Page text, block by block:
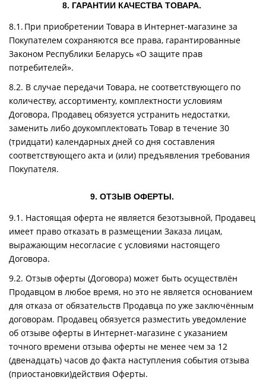
8. ГАРАНТИИ КАЧЕСТВА ТОВАРА.
8.1. При приобретении Товара в Интернет-магазине за
Покупателем сохраняются все права, гарантированные
Законом Республики Беларусь «О защите прав
потребителей».
8.2. В случае передачи Товара, не соответствующего по
количеству, ассортименту, комплектности условиям
Договора, Продавец обязуется устранить недостатки,
заменить либо доукомплектовать Товар в течение 30
(тридцати) календарных дней со дня составления
соответствующего акта и (или) предъявления требования
Покупателя.
9. ОТЗЫВ ОФЕРТЫ.
9.1. Настоящая оферта не является безотзывной, Продавец
имеет право отказать в размещении Заказа лицам,
выражающим несогласие с условиями настоящего
Договора.
9.2. Отзыв оферты (Договора) может быть осуществлён
Продавцом в любое время, но это не является основанием
для отказа от обязательств Продавца по уже заключённым
договорам. Продавец обязуется разместить уведомление
об отзыве оферты в Интернет-магазине с указанием
точного времени отзыва оферты не менее чем за 12
(двенадцать) часов до факта наступления события отзыва
(приостановки)действия Оферты.